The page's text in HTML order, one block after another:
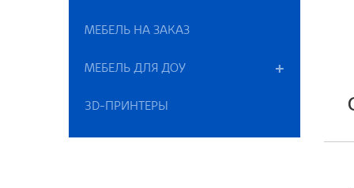
МЕБЕЛЬ НА ЗАКАЗ
МЕБЕЛЬ ДЛЯ ДОУ
3D-ПРИНТЕРЫ